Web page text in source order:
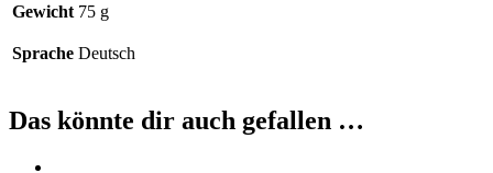
Gewicht 75 g
Sprache Deutsch
Das könnte dir auch gefallen …